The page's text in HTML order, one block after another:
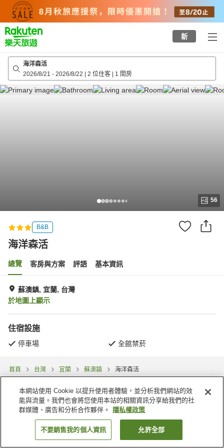
top
page
新
海洋森活
2026/8/21 - 2026/8/22 | 2 位住客 | 1 間房
56
B&B
海洋森活
總覽 客房與方案 評語 基本資訊
蘇澳鎮, 宜蘭, 台灣
於地圖上顯示
住宿設施
停車場 全館禁菸
首頁 台灣 宜蘭 蘇澳鎮 海洋森活
找客房
本網站使用 Cookie 以提升使用者體驗，並分析我們網站的效
能與流量。我們也會將您使用本站的相關資訊分享給我們的社
群媒體、廣告和分析合作夥伴。
隱私權政策
不要銷售我的個人資訊 允許全部